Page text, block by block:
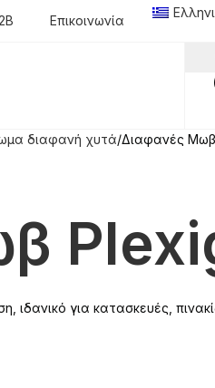
Επικοινωνία
διαφανή χυτά Διαφανές Μωβ
για κατασκευές,